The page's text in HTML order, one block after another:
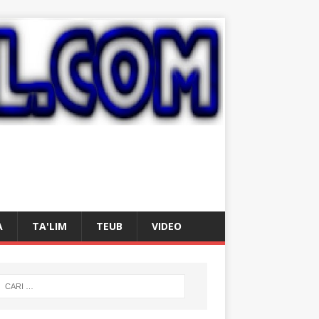
TA'LIM TEUB VIDEO